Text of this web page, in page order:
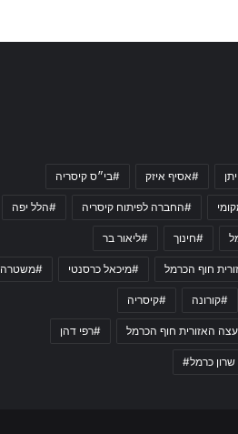
#אסיף איזק #בי״ס קיסריה
#החברה לפיתוח קיסריה #הלל יפה
#חינוך #ליאור בר
חוף הכרמל #מיכאל כרסנטי #משטרה
#קורונה #קיסריה
האזורית חוף הכרמל #רפי דהן
שרון כרמל#